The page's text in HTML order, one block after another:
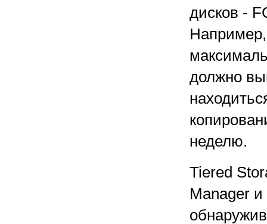
дисков -
должно
неделю.
Tiered
Manager